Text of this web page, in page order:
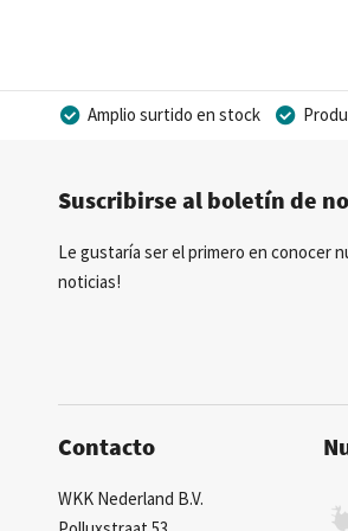
Amplio surtido en stock
Suscribirse al boletín de
Le gustaría ser el primero en conocer
noticias!
Contacto
WKK Nederland B.V.